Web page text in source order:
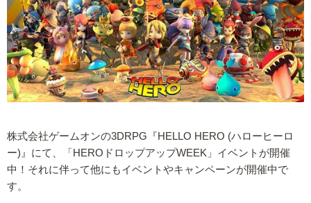
株式会社ゲームオンの3DRPG『HELLO HERO (ハローヒーロ
ー)』にて、「HEROドロップアップWEEK」イベントが開催
中！それに伴って他にもイベントやキャンペーンが開催中で
す。